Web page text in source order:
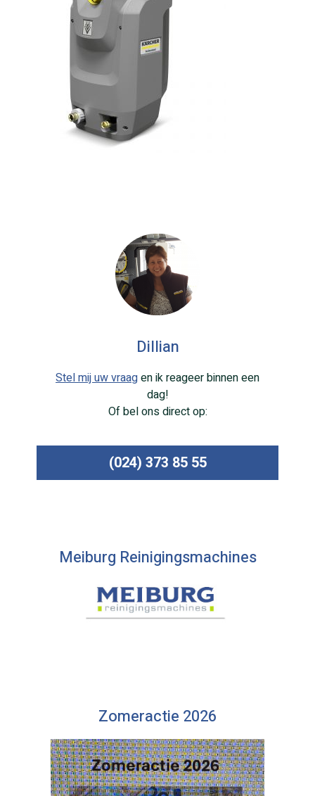
Dillian
Stel mij uw vraagen ik reageer binnen een
dag!
Of bel ons direct op:
(024) 373 85 55
Meiburg Reinigingsmachines
Zomeractie 2026